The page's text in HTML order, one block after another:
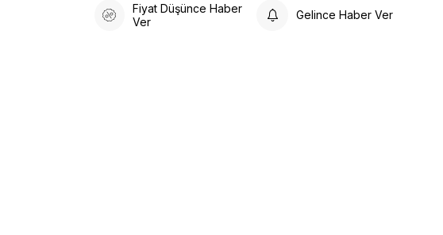
Fiyat Düşünce Haber
Ver
Gelince Haber Ver